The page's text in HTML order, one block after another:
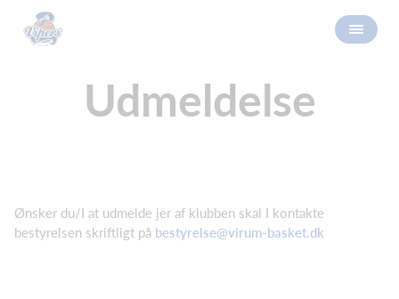
Udmeldelse
Ønsker du/I at udmelde jer af klubben skal I kontakte
bestyrelsen skriftligt på bestyrelse@virum-basket.dk